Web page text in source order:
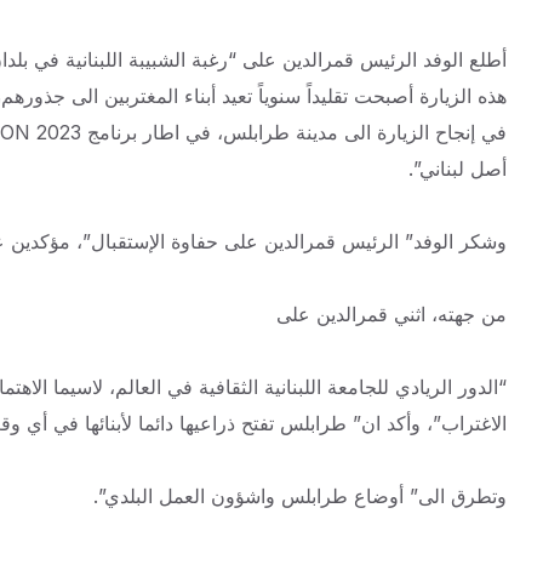
أطلع الوفد الرئيس قمرالدين على “رغبة الشبيبة اللبنانية في
هذه الزيارة أصبحت تقليداً سنوياً تعيد أبناء المغتربين الى
أصل لبناني”.
وشكر الوفد” الرئيس قمرالدين على حفاوة الإستقبال”، مؤكدين
من جهته، اثني قمرالدين على
“الدور الريادي للجامعة اللبنانية الثقافية في العالم، لاسيما
الاغتراب”، وأكد ان” طرابلس تفتح ذراعيها دائما لأبنائها في أي
وتطرق الى” أوضاع طرابلس واشؤون العمل البلدي”.